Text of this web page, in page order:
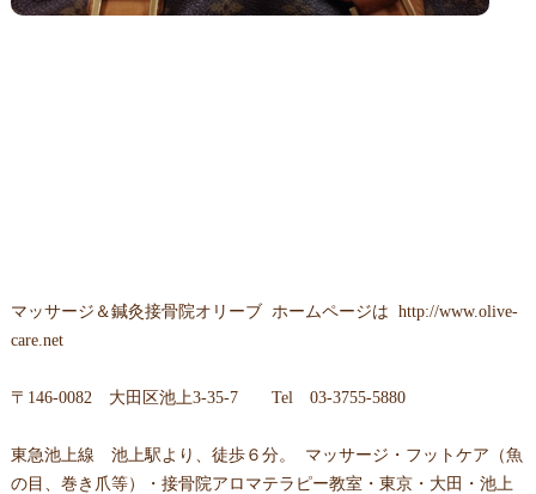
マッサージ＆鍼灸接骨院オリーブ ホームページは http://www.olive-
care.net
〒 146-0082 大田区池上3-35-7Tel 03-3755-5880
東急池上線 池上駅より、徒歩６分。 マッサージ・フットケア（魚
の目、巻き爪等）・接骨院アロマテラピー教室・東京・大田・池上